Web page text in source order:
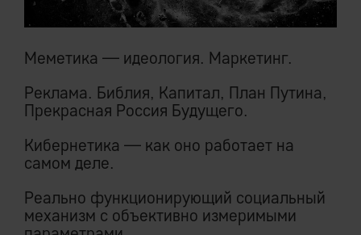
Меметика — идеология. Маркетинг.
Реклама. Библия, Капитал, План Путина,
Прекрасная Россия Будущего.
Кибернетика — как оно работает на
самом деле.
Реально функционирующий социальный
механизм с объективно измеримыми